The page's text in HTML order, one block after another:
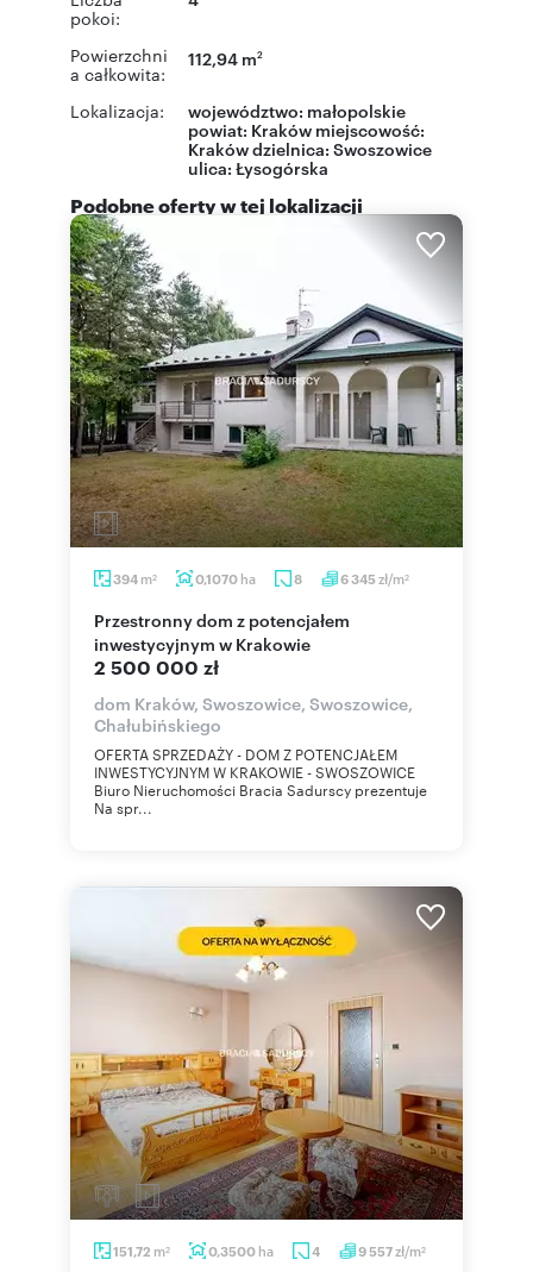
pokoi:
Powierzchni
a całkowita:
112,94 m2
Lokalizacja: województwo: małopolskie
powiat: Kraków miejscowość:
Krakówdzielnica: Swoszowice
ulica: Łysogórska
Podobne oferty w tej lokalizacji
394 m2 0,1070 ha 8 6 345 zł/m2
Przestronny dom z potencjałem
inwestycyjnym w Krakowie
2 500 000 zł
dom Kraków, Swoszowice, Swoszowice,
Chałubińskiego
OFERTA SPRZEDAŻY - DOM Z POTENCJAŁEM
INWESTYCYJNYM W KRAKOWIE - SWOSZOWICE
Biuro Nieruchomości Bracia Sadurscy prezentuje
Na spr...
151,72 m2 0,3500 ha 4 9 557zł/m2